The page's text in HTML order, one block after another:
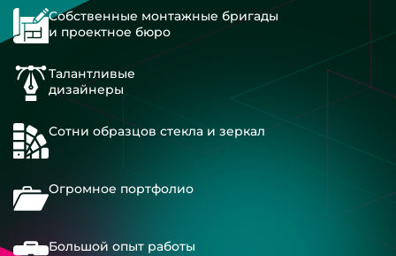
Собственные монтажные бригады
и проектное бюро
Талантливые
дизайнеры
Сотни образцов стекла и зеркал
Огромное портфолио
Большой опыт работы